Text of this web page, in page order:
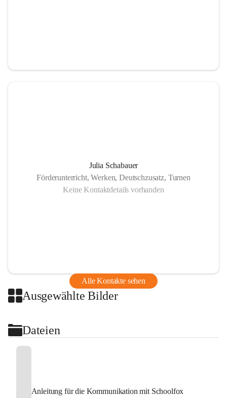
Julia Schabauer
Förderunterricht, Werken, Deutschzusatz, Turnen
Keine Kontaktdetails vorhanden
Alle Kontakte sehen
Ausgewählte Bilder
Dateien
Anleitung für die Kommunikation mit Schoolfox